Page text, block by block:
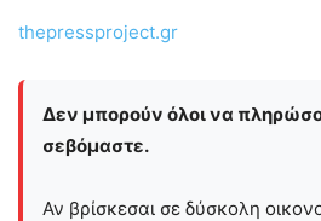
thepressproject.gr
Δεν μπορούν όλοι να
σεβόμαστε.
Αν βρίσκεσαι σε δύσκολη